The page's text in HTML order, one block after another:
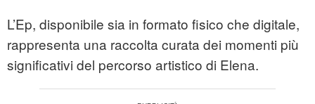
L’Ep, disponibile sia in formato fisico che digitale,
rappresenta una raccolta curata dei momenti più
significativi del percorso artistico di Elena.